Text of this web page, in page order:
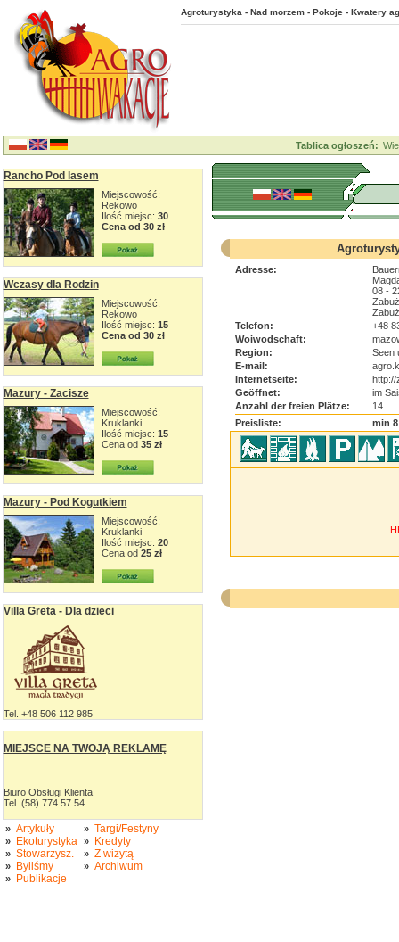
Agroturystyka - Nad morzem - Pokoje - Kwatery
Tablica ogłoszeń:
Rancho Pod lasem
Miejscowość:
Rekowo
Ilość miejsc: 30
Cena od 30 zł
Wczasy dla Rodzin
Miejscowość:
Rekowo
Ilość miejsc: 15
Cena od 30 zł
Mazury - Zacisze
Miejscowość:
Kruklanki
Ilość miejsc: 15
Cena od 35 zł
Mazury - Pod Kogutkiem
Miejscowość:
Kruklanki
Ilość miejsc: 20
Cena od 25 zł
Villa Greta - Dla dzieci
Tel. +48 506 112 985
MIEJSCE NA TWOJĄ REKLAMĘ
Biuro Obsługi Klienta
Tel. (58) 774 57 54
» Artykuły
» Ekoturystyka
» Stowarzysz.
» Byliśmy
» Publikacje
» Targi/Festyny
» Kredyty
» Z wizytą
» Archiwum
Adresse:
08 -
Telefon:
+48
Woiwodschaft:
Region:
Seen
E-mail:
Internetseite:
http://
Geöffnet:
im
Anzahl der freien Plätze:
14
Preisliste:
min 8